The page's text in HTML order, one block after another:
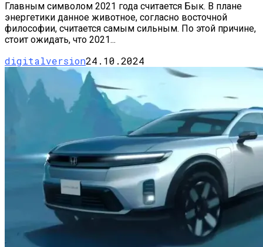
Главным символом 2021 года считается Бык. В плане
энергетики данное животное, согласно восточной
философии, считается самым сильным. По этой причине,
стоит ожидать, что 2021...
digitalversion24.10.2024